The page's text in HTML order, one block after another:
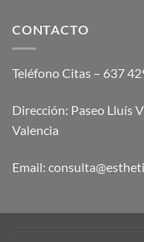
CONTACTO
Teléfono Citas – 637
Dirección: Paseo Lluís
Valencia
Email: